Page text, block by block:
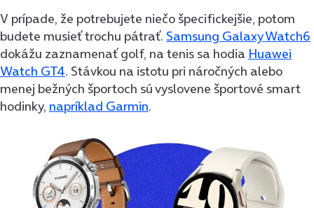
V prípade, že potrebujete niečo špecifickejšie, potom
budete musieť trochu pátrať. Samsung Galaxy Watch6
dokážu zaznamenať golf, na tenis sa hodia Huawei
Watch GT4. Stávkou na istotu pri náročných alebo
menej bežných športoch sú vyslovene športové smart
hodinky, napríklad Garmin.